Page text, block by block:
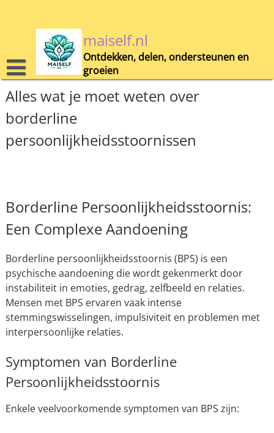
maiself.nl
Ontdekken, delen, ondersteunen en
groeien
Alles wat je moet weten over
borderline
persoonlijkheidsstoornissen
Borderline Persoonlijkheidsstoornis:
Een Complexe Aandoening
Borderline persoonlijkheidsstoornis (BPS) is een
psychische aandoening die wordt gekenmerkt door
instabiliteit in emoties, gedrag, zelfbeeld en relaties.
Mensen met BPS ervaren vaak intense
stemmingswisselingen, impulsiviteit en problemen met
interpersoonlijke relaties.
Symptomen van Borderline
Persoonlijkheidsstoornis
Enkele veelvoorkomende symptomen van BPS zijn: